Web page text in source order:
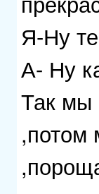
Я-Ну
А- Ну
Так мы
,потом